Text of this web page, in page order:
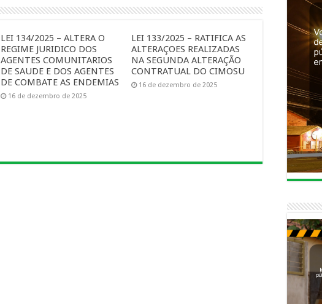
LEI 134/2025 – ALTERA O
REGIME JURIDICO DOS
AGENTES COMUNITARIOS
DE SAUDE E DOS AGENTES
DE COMBATE AS ENDEMIAS
16 de dezembro de 2025
LEI 133/2025 – RATIFICA AS
ALTERAÇOES REALIZADAS
NA SEGUNDA ALTERAÇÃO
CONTRATUAL DO CIMOSU
16 de dezembro de 2025